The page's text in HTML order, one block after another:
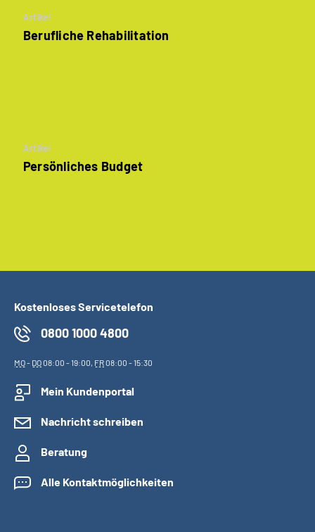
Artikel
Berufliche Rehabilitation
Artikel
Persönliches Budget
Kostenloses Servicetelefon
0800 1000 4800
MO- DO08:00 - 19:00, FR08:00 - 15:30
Mein Kundenportal
Nachricht schreiben
Beratung
Alle Kontaktmöglichkeiten